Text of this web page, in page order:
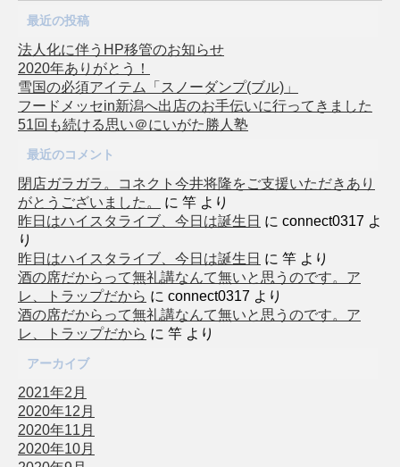
最近の投稿
法人化に伴うHP移管のお知らせ
2020年ありがとう！
雪国の必須アイテム「スノーダンプ(ブル)」
フードメッセin新潟へ出店のお手伝いに行ってきました
51回も続ける思い＠にいがた勝人塾
最近のコメント
閉店ガラガラ。コネクト今井将隆をご支援いただきあり
がとうございました。
に 竿 より
昨日はハイスタライブ、今日は誕生日 に connect0317 よ
り
昨日はハイスタライブ、今日は誕生日 に 竿 より
酒の席だからって無礼講なんて無いと思うのです。ア
レ、トラップだから に connect0317 より
酒の席だからって無礼講なんて無いと思うのです。ア
レ、トラップだから に 竿 より
アーカイブ
2021年2月
2020年12月
2020年11月
2020年10月